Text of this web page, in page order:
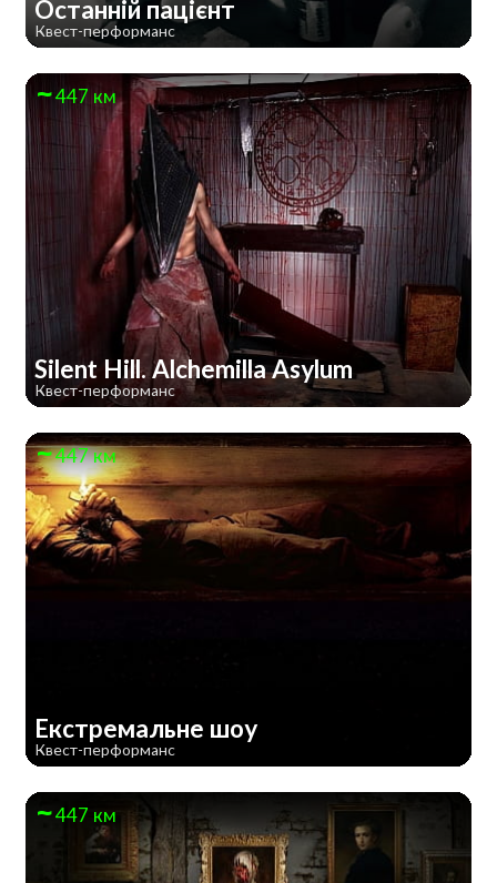
Останній пацієнт
Квест-перформанс
447 км
Silent Hill. Alchemilla Asylum
Квест-перформанс
447 км
Екстремальне шоу
Квест-перформанс
447 км